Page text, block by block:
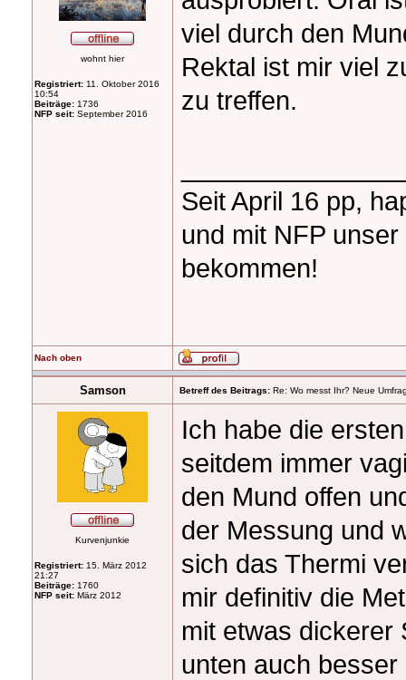
wohnt hier
Registriert: 11. Oktober 2016
10:54
Beiträge: 1736
NFP seit: September 2016
viel durch den
Rektal ist mir viel
zu treffen.
Seit April 16 pp,
und mit NFP
bekommen!
Nach oben
Samson Betreff des Beitrags: Re: Wo messt Ihr? Neue
Kurvenjunkie
Registriert: 15. März 2012
21:27
Beiträge: 1760
NFP seit: März 2012
Ich habe die
seitdem immer
den Mund offen
der Messung und
sich das Thermi
mir definitiv die
mit etwas dickerer
unten auch